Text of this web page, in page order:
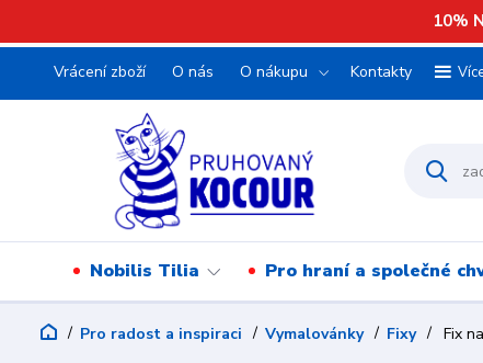
10%
Vrácení zboží O nás O nákupu Kontakty
Nobilis Tilia Pro hraní a společné
Pro radost a inspiraci Vymalovánky Fixy Fix